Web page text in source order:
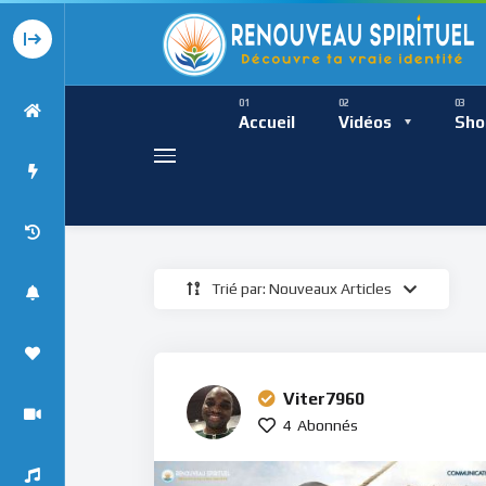
Accueil Vidéos
Présence
Présence
Trié par: Nouveaux Articles
Viter7960
4 Abonnés